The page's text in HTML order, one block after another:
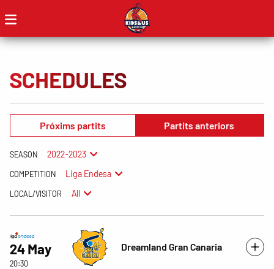
SCHEDULES
Próxims partits Partits anteriors
SEASON 2022-2023
COMPETITION Liga Endesa
LOCAL/VISITOR All
24 May
20:30
Dreamland Gran Canaria